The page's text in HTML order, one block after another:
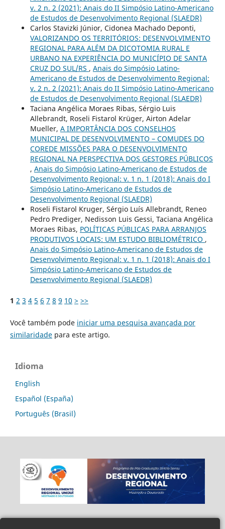
v. 2 n. 2 (2021): Anais do II Simpósio Latino-Americano
de Estudos de Desenvolvimento Regional (SLAEDR)
Carlos Stavizki Júnior, Cidonea Machado Deponti,
VALORIZANDO OS TERRITÓRIOS: DESENVOLVIMENTO
REGIONAL PARA ALÉM DA DICOTOMIA RURAL E
URBANO NA EXPERIÊNCIA DO MUNICÍPIO DE SANTA
CRUZ DO SUL/RS , Anais do Simpósio Latino-
Americano de Estudos de Desenvolvimento Regional:
v. 2 n. 2 (2021): Anais do II Simpósio Latino-Americano
de Estudos de Desenvolvimento Regional (SLAEDR)
Taciana Angélica Moraes Ribas, Sérgio Luis
Allebrandt, Roseli Fistarol Krüger, Airton Adelar
Mueller, A IMPORTÂNCIA DOS CONSELHOS
MUNICIPAL DE DESENVOLVIMENTO – COMUDES DO
COREDE MISSÕES PARA O DESENVOLVIMENTO
REGIONAL NA PERSPECTIVA DOS GESTORES PÚBLICOS
, Anais do Simpósio Latino-Americano de Estudos de
Desenvolvimento Regional: v. 1 n. 1 (2018): Anais do I
Simpósio Latino-Americano de Estudos de
Desenvolvimento Regional (SLAEDR)
Roseli Fistarol Kruger, Sérgio Luís Allebrandt, Reneo
Pedro Prediger, Nedisson Luis Gessi, Taciana Angélica
Moraes Ribas, POLÍTICAS PÚBLICAS PARA ARRANJOS
PRODUTIVOS LOCAIS: UM ESTUDO BIBLIOMÉTRICO ,
Anais do Simpósio Latino-Americano de Estudos de
Desenvolvimento Regional: v. 1 n. 1 (2018): Anais do I
Simpósio Latino-Americano de Estudos de
Desenvolvimento Regional (SLAEDR)
1 2 3 4 5 6 7 8 9 10 > >>
Você também pode iniciar uma pesquisa avançada por
similaridadepara este artigo.
Idioma
English
Español (España)
Português (Brasil)